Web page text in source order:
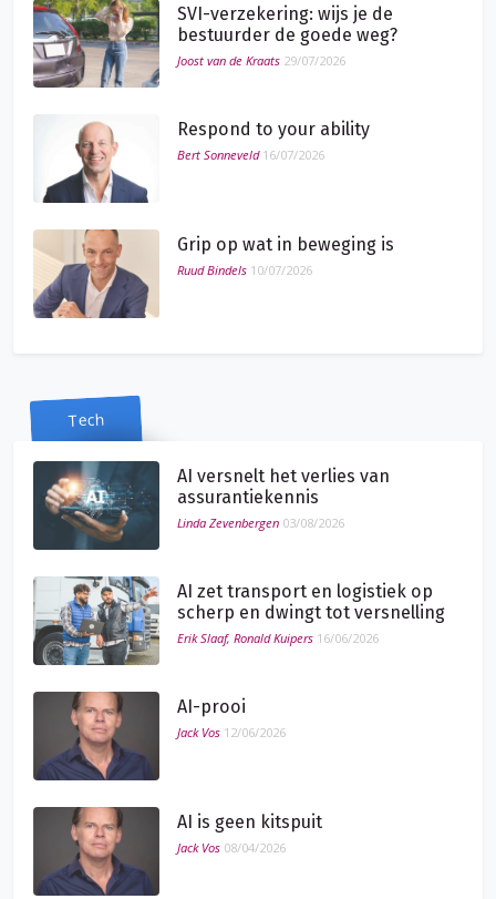
SVI-verzekering: wijs je de
bestuurder de goede weg?
Joost van de Kraats 29/07/2026
Respond to your ability
Bert Sonneveld 16/07/2026
Grip op wat in beweging is
Ruud Bindels 10/07/2026
Tech
AI versnelt het verlies van
assurantiekennis
Linda Zevenbergen 03/08/2026
AI zet transport en logistiek op
scherp en dwingt tot versnelling
Erik Slaaf, Ronald Kuipers 16/06/2026
AI-prooi
Jack Vos 12/06/2026
AI is geen kitspuit
Jack Vos 08/04/2026